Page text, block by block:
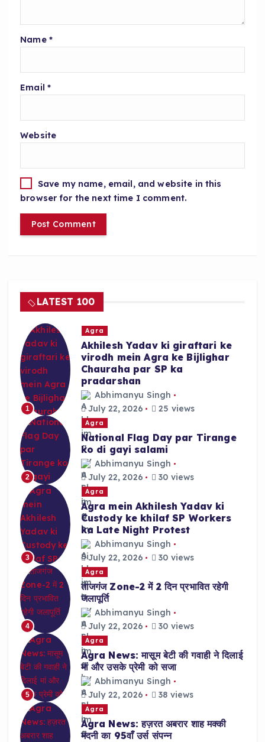
Name *
Email *
Website
Save my name, email, and website in this
browser for the next time I comment.
LATEST 100
1
Agra
Akhilesh Yadav ki giraftari ke
virodh mein Agra ke Bijlighar
Chauraha par SP ka
pradarshan
Abhimanyu Singh
July 22, 2026
25 views
2
Agra
National Flag Day par Tirange
ko di gayi salami
Abhimanyu Singh
July 22, 2026
30 views
3
Agra
Agra mein Akhilesh Yadav ki
Custody ke khilaf SP Workers
ka Late Night Protest
Abhimanyu Singh
July 22, 2026
30 views
4
Agra
ताजगंज Zone-2 में 2 दिन प्रभावित रहेगी
जलापूर्ति
Abhimanyu Singh
July 22, 2026
30 views
5
Agra
Agra News: मासूम बेटी की गवाही ने दिलाई
मां और उसके प्रेमी को सजा
Abhimanyu Singh
July 22, 2026
38 views
Agra
Agra News: हज़रत अबरार शाह मक्की
मदनी का 95वाँ उर्स संपन्न